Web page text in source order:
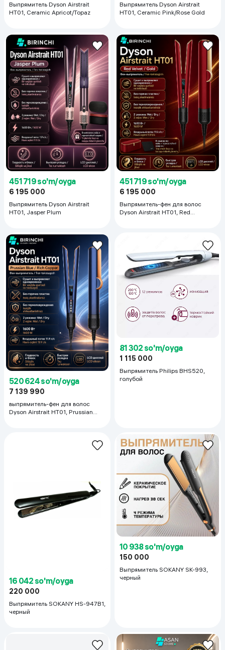
Выпрямитель Dyson Airstrait
HT01, Ceramic Apricot/Topaz
Выпрямитель Dyson Airstrait
HT01, Ceramic Pink/Rose Gold
451 719 so'm/oyga
6 195 000
Выпрямитель Dyson Airstrait
HT01, Jasper Plum
451 719 so'm/oyga
6 195 000
Выпрямитель-фен для волос
Dyson Airstrait HT01, Red
520 624 so'm/oyga
7 139 990
выпрямитель-фен для волос
Dyson Airstrait HT01, Prussian
81 302 so'm/oyga
1 115 000
Выпрямитель Philips BHS520,
голубой
16 042 so'm/oyga
220 000
Выпрямитель SOKANY HS-947B1,
черный
10 938 so'm/oyga
150 000
Выпрямитель SOKANY SK-993,
черный